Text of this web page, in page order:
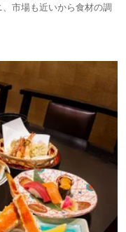
市場も近いから食材の調